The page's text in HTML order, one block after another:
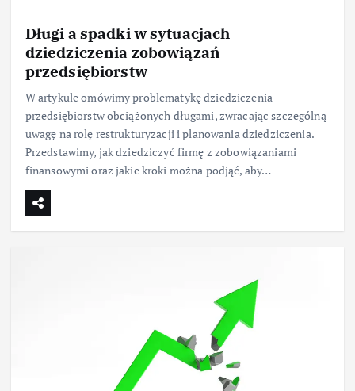
Długi a spadki w sytuacjach
dziedziczenia zobowiązań
przedsiębiorstw
W artykule omówimy problematykę dziedziczenia
przedsiębiorstw obciążonych długami, zwracając szczególną
uwagę na rolę restrukturyzacji i planowania dziedziczenia.
Przedstawimy, jak dziedziczyć firmę z zobowiązaniami
finansowymi oraz jakie kroki można podjąć, aby…